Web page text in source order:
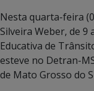
Nesta quarta-feira
Silveira Weber, de 9
Educativa de
esteve no Detran-
de Mato Grosso do